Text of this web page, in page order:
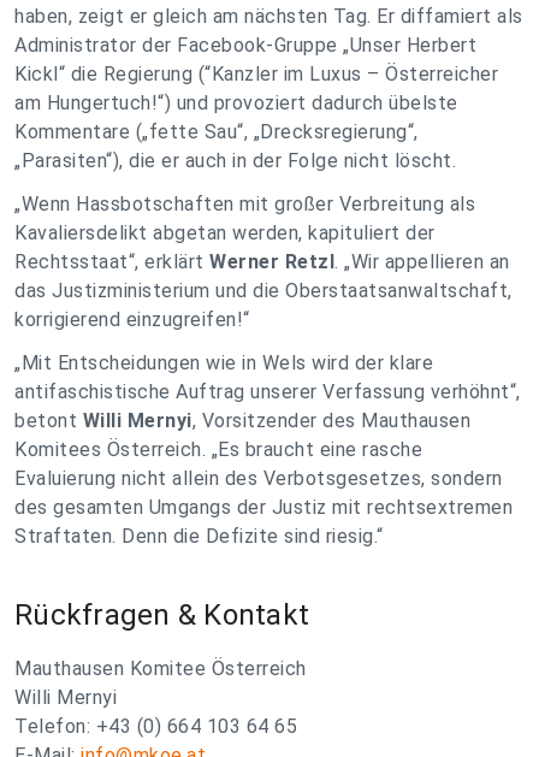
haben, zeigt er gleich am nächsten Tag. Er diffamiert als
Administrator der Facebook-Gruppe „Unser Herbert
Kickl“ die Regierung (“Kanzler im Luxus – Österreicher
am Hungertuch!“) und provoziert dadurch übelste
Kommentare („fette Sau“, „Drecksregierung“,
„Parasiten“), die er auch in der Folge nicht löscht.
„Wenn Hassbotschaften mit großer Verbreitung als
Kavaliersdelikt abgetan werden, kapituliert der
Rechtsstaat“, erklärt Werner Retzl. „Wir appellieren an
das Justizministerium und die Oberstaatsanwaltschaft,
korrigierend einzugreifen!“
„Mit Entscheidungen wie in Wels wird der klare
antifaschistische Auftrag unserer Verfassung verhöhnt“,
betont Willi Mernyi, Vorsitzender des Mauthausen
Komitees Österreich. „Es braucht eine rasche
Evaluierung nicht allein des Verbotsgesetzes, sondern
des gesamten Umgangs der Justiz mit rechtsextremen
Straftaten. Denn die Defizite sind riesig.“
Rückfragen & Kontakt
Mauthausen Komitee Österreich
Willi Mernyi
Telefon: +43 (0) 664 103 64 65